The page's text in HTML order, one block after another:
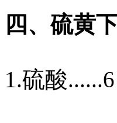
四、硫黄
1.硫酸......6